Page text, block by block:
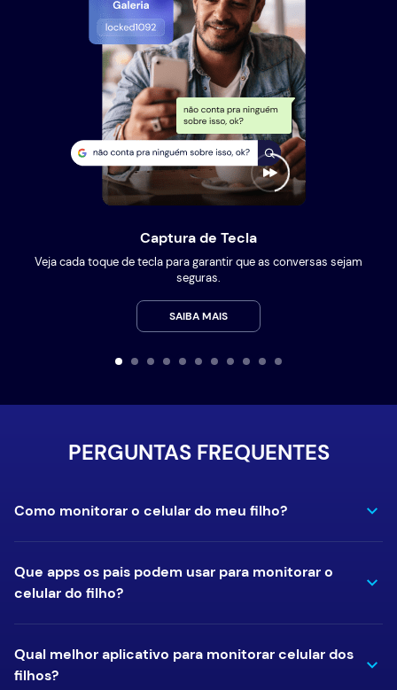
Captura de Tecla
Veja cada toque de tecla para garantir que as conversas sejam
seguras.
SAIBA MAIS
PERGUNTAS FREQUENTES
Como monitorar o celular do meu filho?
Que apps os pais podem usar para monitorar o
celular do filho?
Qual melhor aplicativo para monitorar celular dos
filhos?